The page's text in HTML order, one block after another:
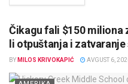
Čikagu fali $150 miliona
li otpuštanja i zatvaranje
BY MILOS KRIVOKAPIĆ AVGUST 6,